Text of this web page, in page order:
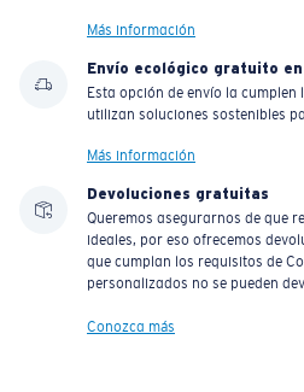
Más información
Envío ecológico gratuito
Esta opción de envío la
utilizan soluciones sostenibles
Más información
Devoluciones gratuitas
Queremos asegurarnos de que
ideales, por eso ofrecemos
que cumplan los requisitos de
personalizados no se pueden
Conozca más